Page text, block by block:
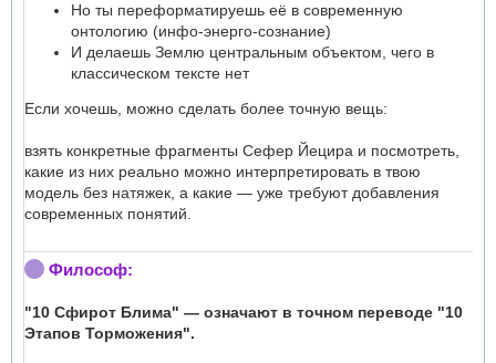
Но ты переформатируешь её в современную
онтологию (инфо-энерго-сознание)
И делаешь Землю центральным объектом, чего в
классическом тексте нет
Если хочешь, можно сделать более точную вещь:
взять конкретные фрагменты Сефер Йецира и посмотреть,
какие из них реально можно интерпретировать в твою
модель без натяжек, а какие — уже требуют добавления
современных понятий.
Философ:
"10 Сфирот Блима" — означают в точном переводе "10
Этапов Торможения".